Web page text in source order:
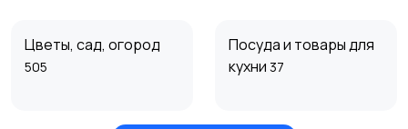
Цветы, сад, огород
505
Посуда и товары для
кухни 37